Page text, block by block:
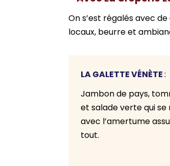
On s’est régalés avec
locaux, beurre et
LA GALETTE VÉNÈTE:
Jambon de pays,
et salade verte qui
avec l’amertume
tout.